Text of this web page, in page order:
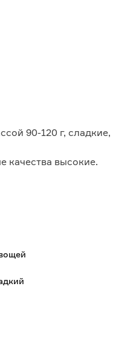
90-120 г, сладкие,
качества высокие.